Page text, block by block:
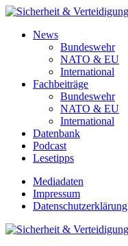
News
Bundeswehr
NATO & EU
International
Fachbeiträge
Bundeswehr
NATO & EU
International
Datenbank
Podcast
Lesetipps
Mediadaten
Impressum
Datenschutzerklärung